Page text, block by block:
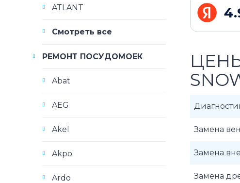
Замена
Замена
Замена
ATLANT
Смотреть все
РЕМОНТ ПОСУДОМОЕК
Abat
AEG
Akel
Akpo
Ardo